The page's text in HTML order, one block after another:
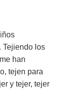
Tejiendo los
han
tejen para
y tejer, tejer